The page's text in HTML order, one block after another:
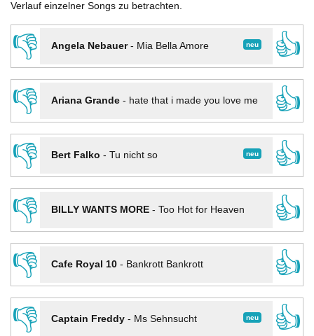
Verlauf einzelner Songs zu betrachten.
👎 neu
Angela Nebauer- Mia Bella Amore
👍
👎
Ariana Grande- hate that i made you love me
👍
👎
neu
Bert Falko - Tu nicht so
👍
👎
BILLY WANTS MORE- Too Hot for Heaven
👍
👎
Cafe Royal 10- Bankrott Bankrott
👍
👎
neu
Captain Freddy- Ms Sehnsucht
👍